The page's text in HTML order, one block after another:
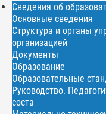
Сведения об
Основные сведения
Структура и органы
организацией
Документы
Образование
Образовательные
Руководство.
соста